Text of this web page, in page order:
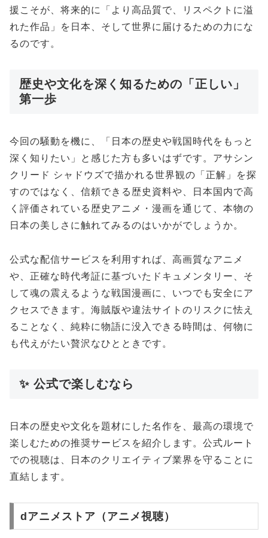
援こそが、将来的に「より高品質で、リスペクトに溢
れた作品」を日本、そして世界に届けるための力にな
るのです。
歴史や文化を深く知るための「正しい」
第一歩
今回の騒動を機に、「日本の歴史や戦国時代をもっと
深く知りたい」と感じた方も多いはずです。アサシン
クリード シャドウズで描かれる世界観の「正解」を探
すのではなく、信頼できる歴史資料や、日本国内で高
く評価されている歴史アニメ・漫画を通じて、本物の
日本の美しさに触れてみるのはいかがでしょうか。
公式な配信サービスを利用すれば、高画質なアニメ
や、正確な時代考証に基づいたドキュメンタリー、そ
して魂の震えるような戦国漫画に、いつでも安全にア
クセスできます。海賊版や違法サイトのリスクに怯え
ることなく、純粋に物語に没入できる時間は、何物に
も代えがたい贅沢なひとときです。
✨ 公式で楽しむなら
日本の歴史や文化を題材にした名作を、最高の環境で
楽しむための推奨サービスを紹介します。公式ルート
での視聴は、日本のクリエイティブ業界を守ることに
直結します。
dアニメストア（アニメ視聴）